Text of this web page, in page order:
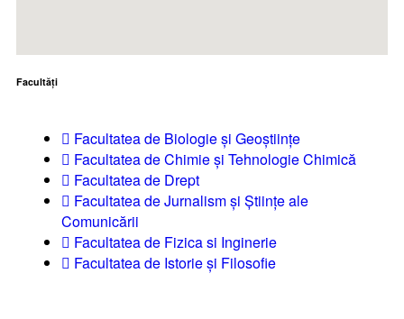
Facultăţi
Facultatea de Biologie și Geoștiințe
Facultatea de Chimie şi Tehnologie Chimică
Facultatea de Drept
Facultatea de Jurnalism şi Ştiinţe ale
Comunicării
Facultatea de Fizica si Inginerie
Facultatea de Istorie şi Filosofie